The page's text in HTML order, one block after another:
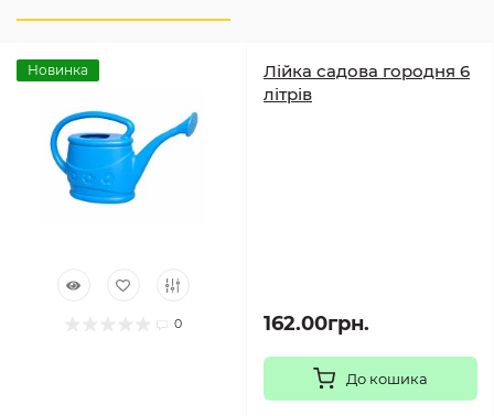
Новинка
0
Лійка садова городня 6
літрів
162.00грн.
До кошика